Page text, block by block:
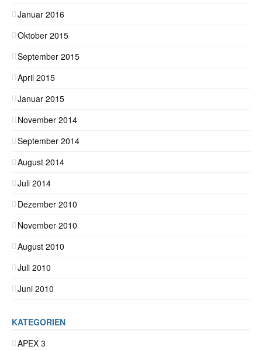
Januar 2016
Oktober 2015
September 2015
April 2015
Januar 2015
November 2014
September 2014
August 2014
Juli 2014
Dezember 2010
November 2010
August 2010
Juli 2010
Juni 2010
KATEGORIEN
APEX 3